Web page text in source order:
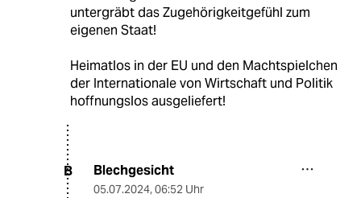
untergräbt das Zugehörigkeitgefühl zum
eigenen Staat!
Heimatlos in der EU und den Machtspielchen
der Internationale von Wirtschaft und Politik
hoffnungslos ausgeliefert!
B Blechgesicht
05.07.2024, 06:52 Uhr